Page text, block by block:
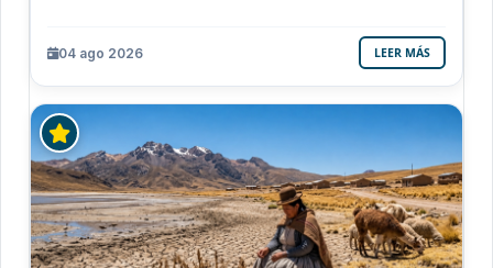
04 ago 2026 LEER MÁS